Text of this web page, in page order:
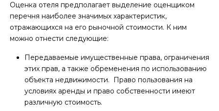
Оценка отеля предполагает выделение оценщиком
перечня наиболее значимых характеристик,
отражающихся на его рыночной стоимости. К ним
можно отнести следующие:
Передаваемые имущественные права, ограничения
этих прав, а также обременения по использованию
объекта недвижимости. Право пользования на
условиях аренды и право собственности имеют
различную стоимость.